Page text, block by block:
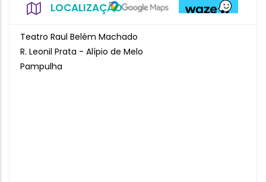
LOCALIZAÇÃO
Teatro Raul Belém Machado
R. Leonil Prata - Alípio de Melo
Pampulha